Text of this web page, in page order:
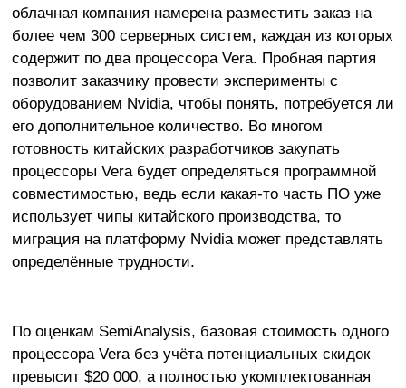
облачная компания намерена разместить заказ на
более чем 300 серверных систем, каждая из которых
содержит по два процессора Vera. Пробная партия
позволит заказчику провести эксперименты с
оборудованием Nvidia, чтобы понять, потребуется ли
его дополнительное количество. Во многом
готовность китайских разработчиков закупать
процессоры Vera будет определяться программной
совместимостью, ведь если какая-то часть ПО уже
использует чипы китайского производства, то
миграция на платформу Nvidia может представлять
определённые трудности.
По оценкам SemiAnalysis, базовая стоимость одного
процессора Vera без учёта потенциальных скидок
превысит $20 000, а полностью укомплектованная